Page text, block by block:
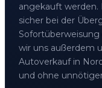
angekauft werden.
sicher bei der
wir uns außerdem
Autoverkauf in
und ohne